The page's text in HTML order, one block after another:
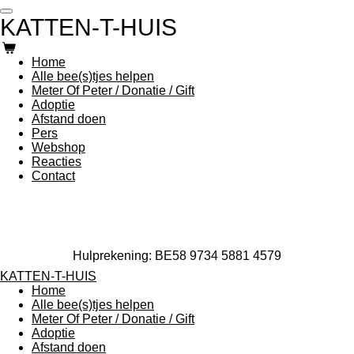
Ga
direct
naar
de
hoofdinhoud
KATTEN-T-HUIS
Home
Alle bee(s)tjes helpen
Meter Of Peter / Donatie / Gift
Adoptie
Afstand doen
Pers
Webshop
Reacties
Contact
Hulprekening: BE58 9734 5881 4579
KATTEN-T-HUIS
Home
Alle bee(s)tjes helpen
Meter Of Peter / Donatie / Gift
Adoptie
Afstand doen